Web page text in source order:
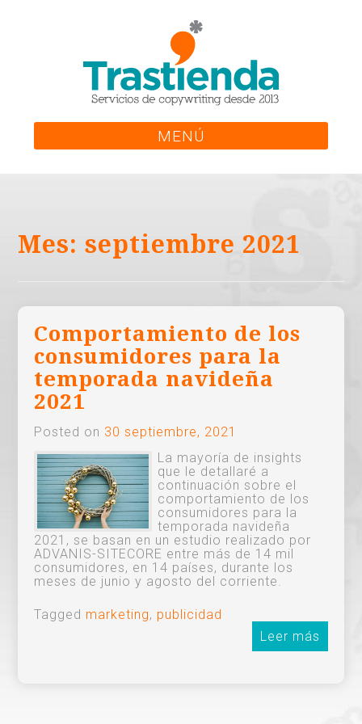
MENÚ
Mes:septiembre 2021
Comportamiento de los
consumidores para la
temporada navideña
2021
Posted on 30 septiembre, 2021
La mayoría de insights
que le detallaré a
continuación sobre el
comportamiento de los
consumidores para la
temporada navideña
2021, se basan en un estudio realizado por
ADVANIS-SITECORE entre más de 14 mil
consumidores, en 14 países, durante los
meses de junio y agosto del corriente.
Tagged marketing, publicidad
Leer más